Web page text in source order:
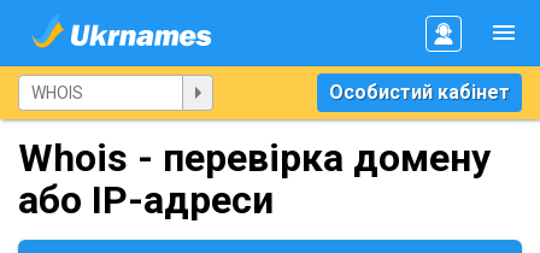
Особистий кабінет
Whois - перевірка домену
або IP-адреси